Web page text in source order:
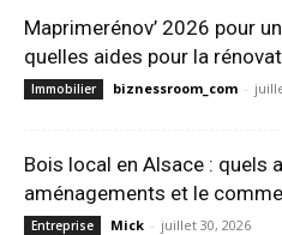
Maprimerénov’ 2026 pour
quelles aides pour la
Immobilier biznessroom_com -
Bois local en Alsace : quels
aménagements et le
Entreprise Mick - juillet 30, 2026